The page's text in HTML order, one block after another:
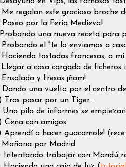
regalan este gracioso broche
por la Feria Medieval
una nueva receta para
el "te lo enviamos a
tostadas francesas, a mi
a casa cargada de
y fresas ¡ñam!
una vuelta por el centro
Tras pasar por un Tiger...
Una pila de informes se
Cena con amigos
Aprendí a hacer guacamole!
Mañana por Madrid
Intentando trabajar con Mandú